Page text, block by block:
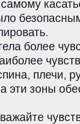
более
плечи,
эти зоны